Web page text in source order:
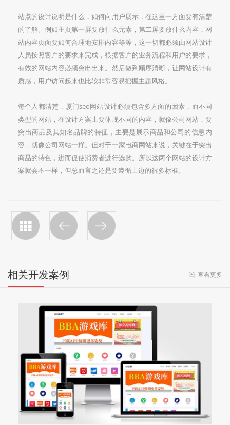
站点的设计说明是什么，如何向用户展示，在这里一方面要有清楚
的了解。例如主页第一屏要放什么元素，第二屏要放什么内容，网
站内容页面要如何合理地安排内容等等，这一切都必须由网站设计
人员按照客户的要求来完成，根据客户的业务流程和用户的要求，
有效的网站内容必须突出出来。然后做到顺序清晰，让网站设计有
质感，用户访问起来也比较非常容易把握主题风格。
每个人都清楚，厦门seo网站设计必须包含多方面的因素，而不同
类型的网站，在设计方案上要体现不同的内容，就像公司网站，要
突出商品及其知名品牌的特征，主要是展示商品和公司的信息内
容，就像公司网站一样。但对于一家电商网站来说，关键在于突出
商品的特色，进而促使消费者进行选购。所以这两个网站的设计方
案就会不一样，但总而言之还是要遵循上边的很多标准。
相关开发案例 查看更多